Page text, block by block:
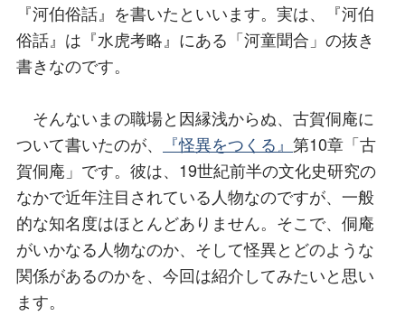
『河伯俗話』を書いたといいます。実は、『河伯
俗話』は『水虎考略』にある「河童聞合」の抜き
書きなのです。
そんないまの職場と因縁浅からぬ、古賀侗庵に
ついて書いたのが、
『怪異をつくる』 第10章「古
賀侗庵」です。彼は、19世紀前半の文化史研究の
なかで近年注目されている人物なのですが、一般
的な知名度はほとんどありません。そこで、侗庵
がいかなる人物なのか、そして怪異とどのような
関係があるのかを、今回は紹介してみたいと思い
ます。